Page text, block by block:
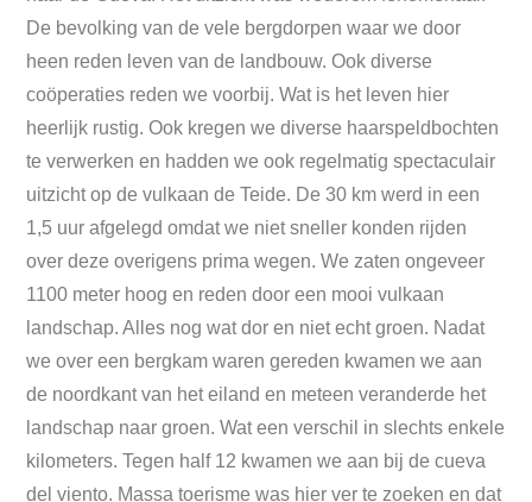
De bevolking van de vele bergdorpen waar we door
heen reden leven van de landbouw. Ook diverse
coöperaties reden we voorbij. Wat is het leven hier
heerlijk rustig. Ook kregen we diverse haarspeldbochten
te verwerken en hadden we ook regelmatig spectaculair
uitzicht op de vulkaan de Teide. De 30 km werd in een
1,5 uur afgelegd omdat we niet sneller konden rijden
over deze overigens prima wegen. We zaten ongeveer
1100 meter hoog en reden door een mooi vulkaan
landschap. Alles nog wat dor en niet echt groen. Nadat
we over een bergkam waren gereden kwamen we aan
de noordkant van het eiland en meteen veranderde het
landschap naar groen. Wat een verschil in slechts enkele
kilometers. Tegen half 12 kwamen we aan bij de cueva
del viento. Massa toerisme was hier ver te zoeken en dat